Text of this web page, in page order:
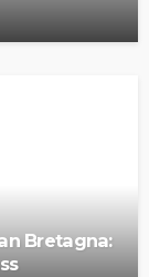
Bretagna: